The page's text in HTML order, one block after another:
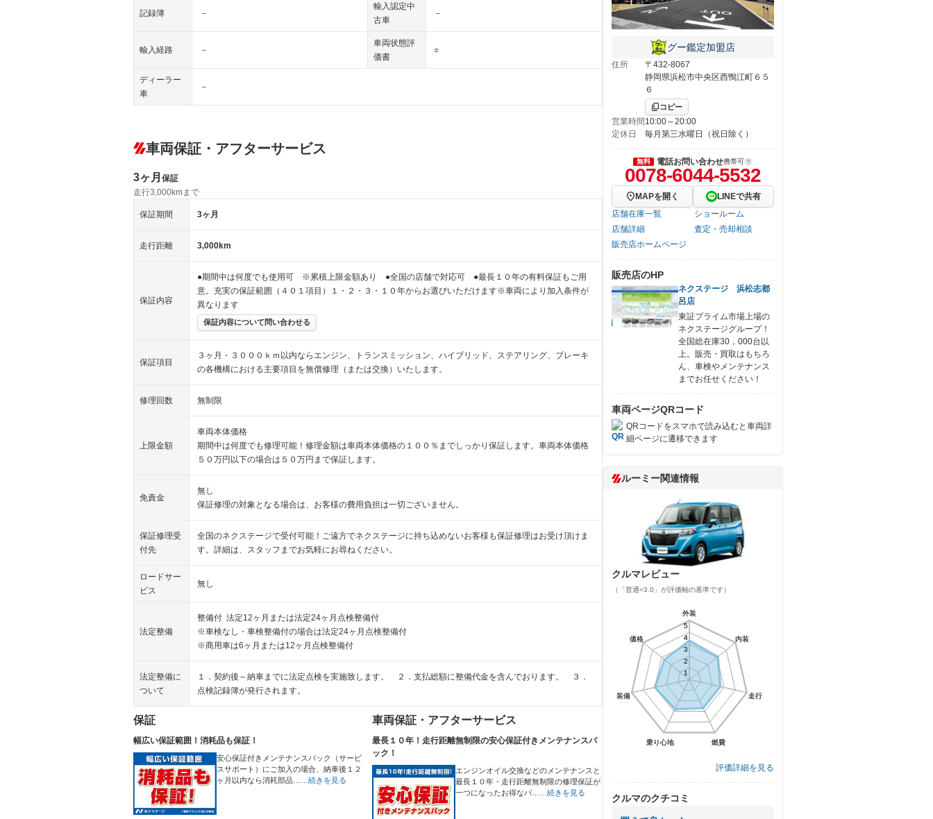
記録簿 －
輸入認定中
古車
－
輸入経路 －
車両状態評
価書
○
ディーラー
車
－
車両保証・アフターサービス
3ヶ月 保証
走行3,000kmまで
保証期間 3ヶ月
走行距離 3,000km
保証内容
●期間中は何度でも使用可 ※累積上限金額あり ●全国の店舗で対応可 ●最長１０年の有料保証もご用
意。充実の保証範囲（４０１項目）１・２・３・１０年からお選びいただけます※車両により加入条件が
異なります
保証内容について問い合わせる
保証項目
３ヶ月・３０００ｋｍ以内ならエンジン、トランスミッション、ハイブリッド、ステアリング、ブレーキ
の各機構における主要項目を無償修理（または交換）いたします。
修理回数 無制限
上限金額
車両本体価格
期間中は何度でも修理可能！修理金額は車両本体価格の１００％までしっかり保証します。車両本体価格
５０万円以下の場合は５０万円まで保証します。
免責金
無し
保証修理の対象となる場合は、お客様の費用負担は一切ございません。
保証修理受
付先
全国のネクステージで受付可能！ご遠方でネクステージに持ち込めないお客様も保証修理はお受け頂けま
す。詳細は、スタッフまでお気軽にお尋ねください。
ロードサー
ビス
無し
法定整備
整備付 法定12ヶ月または法定24ヶ月点検整備付
※車検なし・車検整備付の場合は法定24ヶ月点検整備付
※商用車は6ヶ月または12ヶ月点検整備付
法定整備に
ついて
１．契約後～納車までに法定点検を実施致します。 ２．支払総額に整備代金を含んでおります。 ３．
点検記録簿が発行されます。
保証
幅広い保証範囲！消耗品も保証！
安心保証付きメンテナンスパック（サービ
スサポート）にご加入の場合、納車後１２
ヶ月以内なら消耗部品…
…続きを見る
車両保証・アフターサービス
最長１０年！走行距離無制限の安心保証付きメンテナンスパ
ック！
エンジンオイル交換などのメンテナンスと
最長１０年・走行距離無制限の修理保証が
一つになったお得なパ…
…続きを見る
グー鑑定加盟店
住所
〒432-8067
静岡県浜松市中央区西鴨江町６５
６
コピー
営業時間 10:00～20:00
定休日
毎月第三水曜日（祝日除く）
無料 電話お問い合わせ携帯可
0078-6044-5532
MAPを開く
LINEで共有
店舗在庫一覧
ショールーム
店舗詳細
査定・売却相談
販売店ホームページ
販売店のHP
ネクステージ 浜松志都
呂店
東証プライム市場上場の
ネクステージグループ！
全国総在庫30，000台以
上。販売・買取はもちろ
ん、車検やメンテナンス
までお任せください！
車両ページQRコード
QRコードをスマホで読み込むと車両詳
細ページに遷移できます
ルーミー関連情報
クルマレビュー
（「普通=3.0」が評価軸の基準です）
外装
内装
走行
燃費
乗り心地
装備
価格
1
2
3
4
5
外装
内装
走行
燃費
乗り心地
装備
価格
1
2
3
4
5
評価詳細を見る
クルマのクチコミ